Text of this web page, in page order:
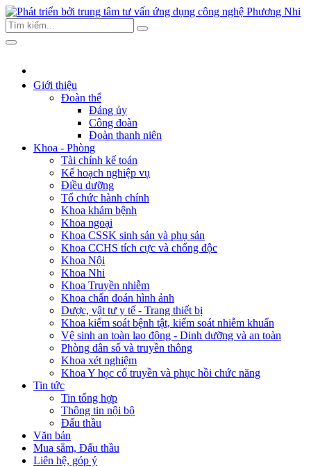
Giới thiệu
Đoàn thể
Đảng ủy
Công đoàn
Đoàn thanh niên
Khoa - Phòng
Tài chính kế toán
Kế hoạch nghiệp vụ
Điều dưỡng
Tổ chức hành chính
Khoa khám bệnh
Khoa ngoại
Khoa CSSK sinh sản và phụ sản
Khoa CCHS tích cực và chống độc
Khoa Nội
Khoa Nhi
Khoa Truyền nhiễm
Khoa chẩn đoán hình ảnh
Dược, vật tư y tế - Trang thiết bị
Khoa kiểm soát bệnh tật, kiểm soát nhiễm khuẩn
Vệ sinh an toàn lao động - Dinh dưỡng và an toàn
Phòng dân số và truyền thông
Khoa xét nghiệm
Khoa Y học cổ truyền và phục hồi chức năng
Tin tức
Tin tổng hợp
Thông tin nội bộ
Đấu thầu
Văn bản
Mua sắm, Đấu thầu
Liên hệ, góp ý